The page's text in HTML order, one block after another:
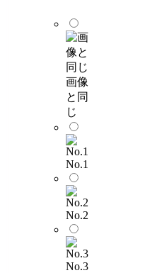
画像
と同
じ
No.1
No.2
No.3